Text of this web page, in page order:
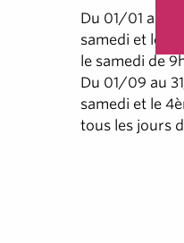
Du 01/01 au
samedi et le
le samedi de
Du 01/09 au
samedi et le
tous les jours